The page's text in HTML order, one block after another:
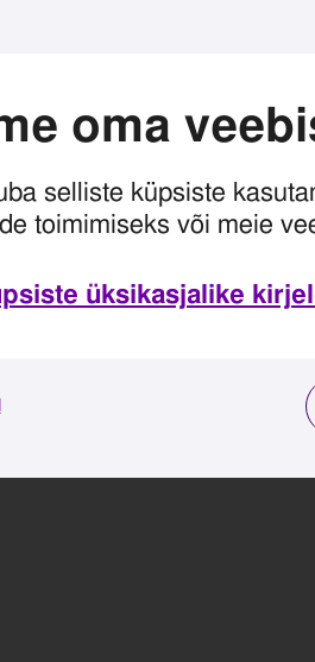
oma
selliste küpsiste
toimimiseks või meie
üksikasjalike